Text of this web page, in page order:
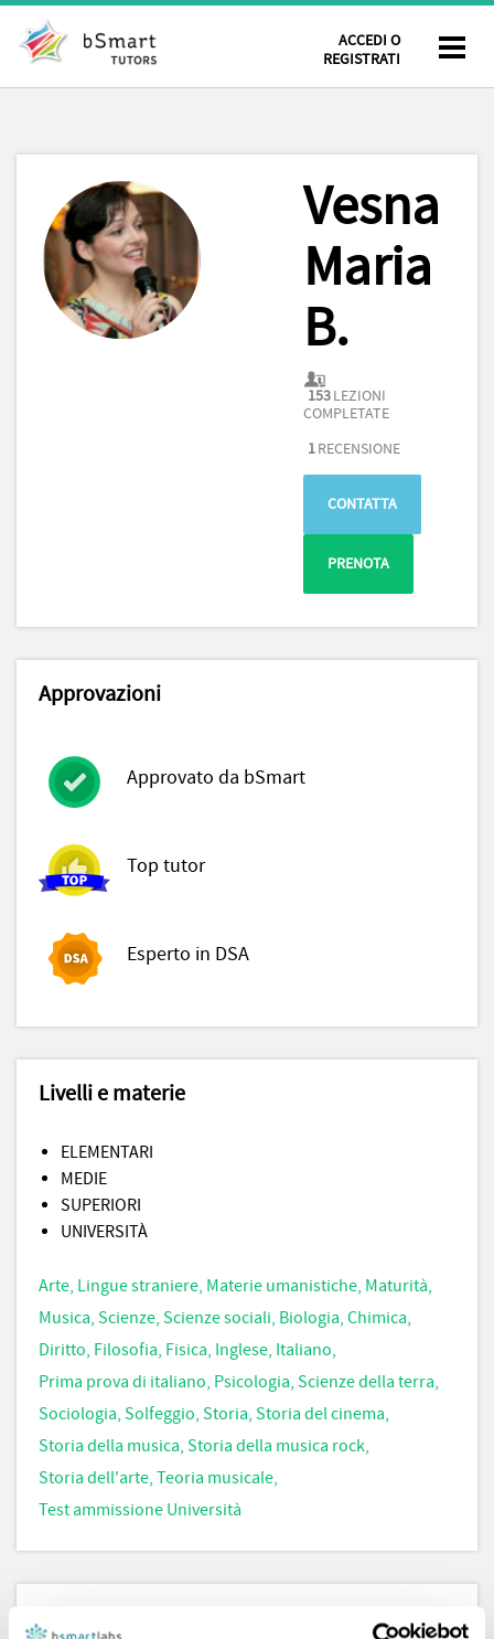
ACCEDI O
REGISTRATI
Vesna
Maria
B.
153LEZIONI
COMPLETATE
1RECENSIONE
CONTATTA
PRENOTA
Approvazioni
Approvato da bSmart
Top tutor
Esperto in DSA
Livelli e materie
ELEMENTARI
MEDIE
SUPERIORI
UNIVERSITÀ
Arte, Lingue straniere, Materie umanistiche, Maturità,
Musica, Scienze, Scienze sociali, Biologia, Chimica,
Diritto, Filosofia, Fisica, Inglese, Italiano,
Prima prova di italiano, Psicologia, Scienze della terra,
Sociologia, Solfeggio, Storia, Storia del cinema,
Storia della musica, Storia della musica rock,
Storia dell'arte, Teoria musicale,
Test ammissione Università